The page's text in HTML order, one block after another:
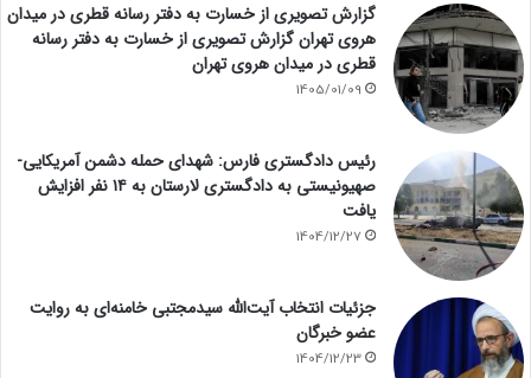
گزارش تصویری از خسارت به دفتر رسانه قطری در میدان
هروی تهران گزارش تصویری از خسارت به دفتر رسانه
قطری در میدان هروی تهران
1405/01/09
رئیس دادگستری فارس: شهدای حمله دشمن آمریکایی-
صهیونیستی به دادگستری لارستان به ۱۴ نفر افزایش
یافت
1404/12/27
جزئیات انتخاب آیت‌الله سیدمجتبی خامنه‌ای به روایت
عضو خبرگان
1404/12/23